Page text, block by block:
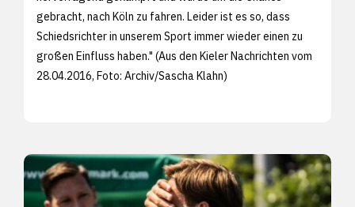
gebracht, nach Köln zu fahren. Leider ist es so, dass
Schiedsrichter in unserem Sport immer wieder einen zu
großen Einfluss haben." (Aus den Kieler Nachrichten vom
28.04.2016, Foto: Archiv/Sascha Klahn)